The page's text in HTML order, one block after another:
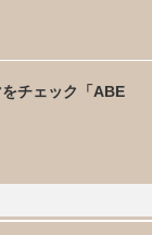
チェック「ABE